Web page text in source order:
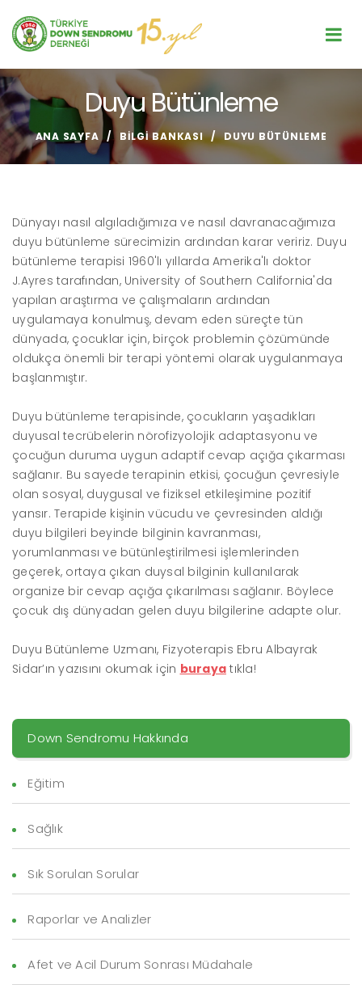
Duyu Bütünleme
ANA SAYFA BILGI BANKASI DUYU BÜTÜNLEME
Down Sendromu Hakkında
Eğitim
Sağlık
Sık Sorulan Sorular
Raporlar ve Analizler
Afet ve Acil Durum Sonrası Müdahale
Dünyayı nasıl algıladığımıza ve nasıl davranacağımıza
duyu bütünleme sürecimizin ardından karar veririz. Duyu
bütünleme terapisi 1960'lı yıllarda Amerika'lı doktor
J.Ayres tarafından, University of Southern California'da
yapılan araştırma ve çalışmaların ardından
uygulamaya konulmuş, devam eden süreçte tün
dünyada, çocuklar için, birçok problemin çözümünde
oldukça önemli bir terapi yöntemi olarak uygulanmaya
başlanmıştır.
Duyu bütünleme terapisinde, çocukların yaşadıkları
duyusal tecrübelerin nörofizyolojik adaptasyonu ve
çocuğun duruma uygun adaptif cevap açığa çıkarması
sağlanır. Bu sayede terapinin etkisi, çocuğun çevresiyle
olan sosyal, duygusal ve fiziksel etkileşimine pozitif
yansır. Terapide kişinin vücudu ve çevresinden aldığı
duyu bilgileri beyinde bilginin kavranması,
yorumlanması ve bütünleştirilmesi işlemlerinden
geçerek, ortaya çıkan duysal bilginin kullanılarak
organize bir cevap açığa çıkarılması sağlanır. Böylece
çocuk dış dünyadan gelen duyu bilgilerine adapte olur.
Duyu Bütünleme Uzmanı, Fizyoterapis Ebru Albayrak
Sidar’ın yazısını okumak için buraya tıkla!